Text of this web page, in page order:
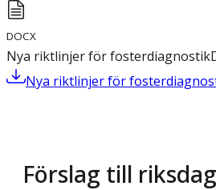
DOCX
Nya riktlinjer för fosterdiagnostik
Nya riktlinjer för
Förslag till